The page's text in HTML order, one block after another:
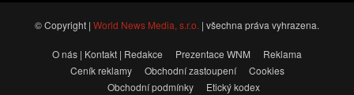
© Copyright | World News Media, s.r.o. | všechna práva vyhrazena.
O nás | Kontakt | Redakce Prezentace WNM
Reklama
Ceník reklamy
Obchodní zastoupení
Cookies
Obchodní podmínky
Etický kodex